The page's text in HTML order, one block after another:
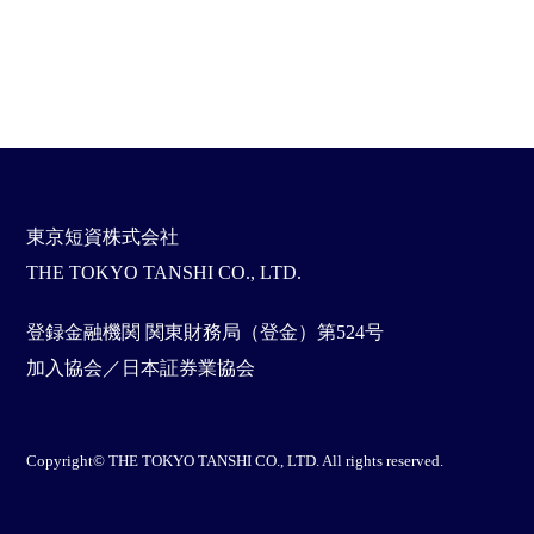
東京短資株式会社
THE TOKYO TANSHI CO., LTD.
登録金融機関 関東財務局（登金）第524号
加入協会／日本証券業協会
Copyright© THE TOKYO TANSHI CO., LTD. All rights reserved.